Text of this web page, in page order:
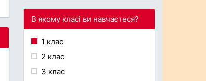
В якому класі ви навчаєтеся?
1 клас
2 клас
3 клас